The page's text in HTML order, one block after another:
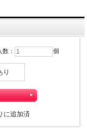
数： 個
り
に追加済